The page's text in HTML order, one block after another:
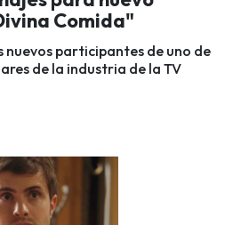
Comida"
nuevos participantes de uno de
de la industria de la TV